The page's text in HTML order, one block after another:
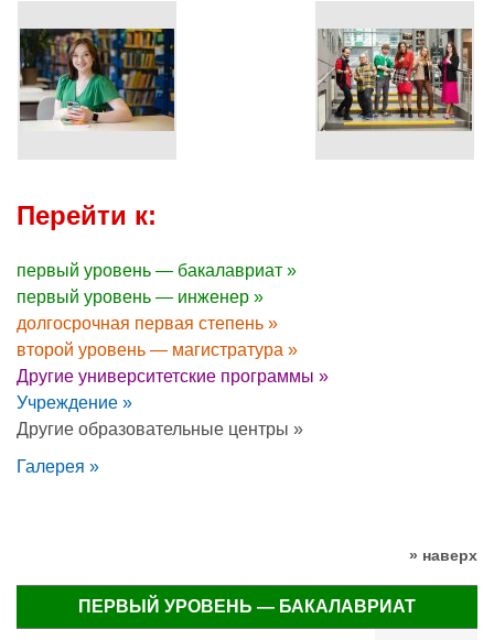
Перейти к:
первый уровень — бакалавриат »
первый уровень — инженер »
долгосрочная первая степень »
второй уровень — магистратура »
Другие университетские программы »
Учреждение »
Другие образовательные центры »
Галерея »
» наверх
ПЕРВЫЙ УРОВЕНЬ — БАКАЛАВРИАТ